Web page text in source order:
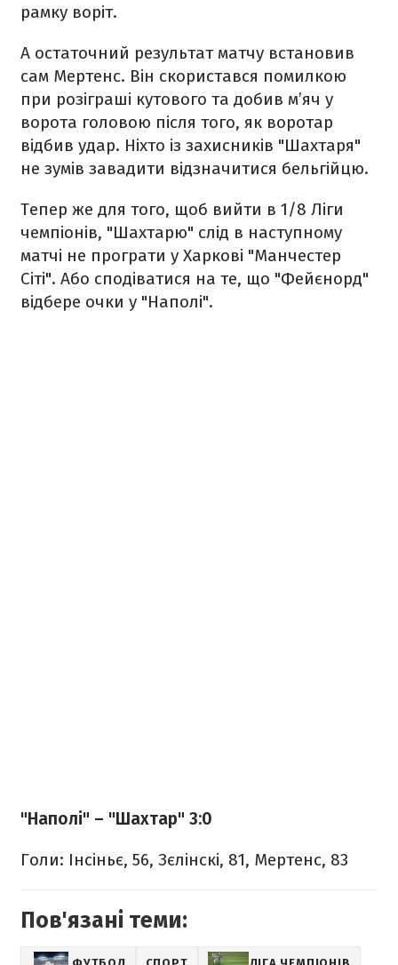
рамку воріт.
А остаточний результат матчу встановив
сам Мертенс. Він скористався помилкою
при розіграші кутового та добив м’яч у
ворота головою після того, як воротар
відбив удар. Ніхто із захисників "Шахтаря"
не зумів завадити відзначитися бельгійцю.
Тепер же для того, щоб вийти в 1/8 Ліги
чемпіонів, "Шахтарю" слід в наступному
матчі не програти у Харкові "Манчестер
Сіті". Або сподіватися на те, що "Фейєнорд"
відбере очки у "Наполі".
"Наполі" – "Шахтар" 3:0
Голи: Інсіньє, 56, Зєлінскі, 81, Мертенс, 83
Пов'язані теми: